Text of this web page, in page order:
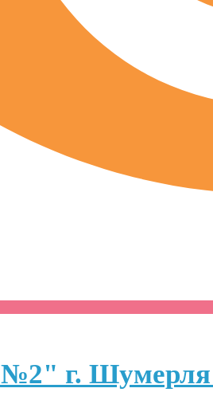
г. Шумерля